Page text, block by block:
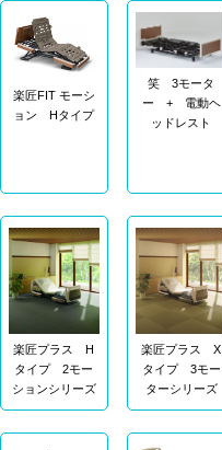
楽匠FIT モーシ
ョン Hタイプ
笑 3モータ
ー + 電動ヘ
ッドレスト
楽匠プラス H
タイプ 2モー
ションシリーズ
楽匠プラス X
タイプ 3モー
ターシリーズ